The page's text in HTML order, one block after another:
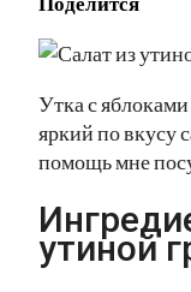
Утка с
яркий по вкусу
помощь мне
утиной